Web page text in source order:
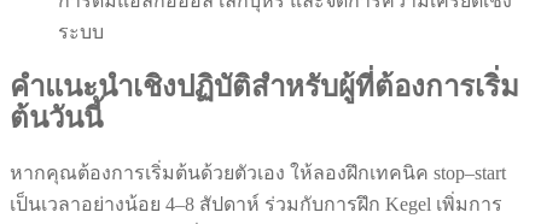
ระบบ
คำแนะนำเชิงปฏิบัติสำหรับผู้ที่ต้องการเริ่ม
ต้นวันนี้
หากคุณต้องการเริ่มต้นด้วยตัวเอง ให้ลองฝึกเทคนิค stop–start
เป็นเวลาอย่างน้อย 4–8 สัปดาห์ ร่วมกับการฝึก Kegel เพิ่มการ